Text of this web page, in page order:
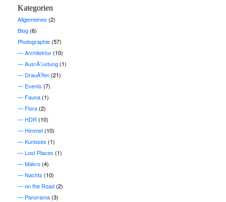
Kategorien
Allgemeines (2)
Blog(6)
Photographie(57)
Architektur(10)
AusrÃ¼stung(1)
DrauÃŸen(21)
Events (7)
Fauna(1)
Flora(2)
HDR (10)
Himmel(10)
Kurioses (1)
Lost Places (1)
Makro(4)
Nachts (10)
on the Road(2)
Panorama(3)